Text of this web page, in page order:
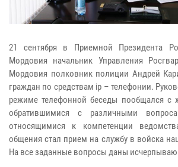
21 сентября в Приемной Президента
Мордовия начальник Управления
Мордовия полковник полиции Андрей
граждан по средствам ip – телефонии.
режиме телефонной беседы пообщался с
обратившимися с различными
относящимися к компетенции
общения стал прием на службу в войска
На все заданные вопросы даны